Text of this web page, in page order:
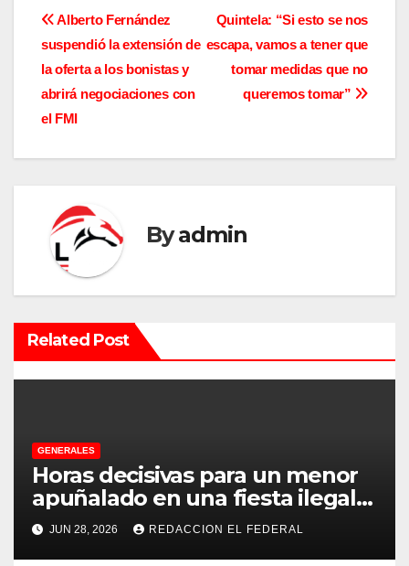
N
a
v
a
c
i
ó
n
e
e
n
t
Quintela: “Si esto se nos
escapa, vamos a tener que
tomar medidas que no
queremos tomar”
Alberto Fernández
suspendió la extensión de
la oferta a los bonistas y
abrirá negociaciones con
el FMI
Byadmin
Related Post
GENERALES
Horas decisivas para un menor
apuñalado en una fiesta ilegal
con más de 500 asistentes en
Chilecito
JUN 28, 2026 REDACCION EL FEDERAL